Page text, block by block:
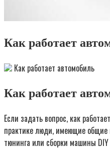
Как работает
Как работает автомобиль
Как работает
Если задать вопрос, как
практике люди, имеющие общие
тюнинга или сборки машины